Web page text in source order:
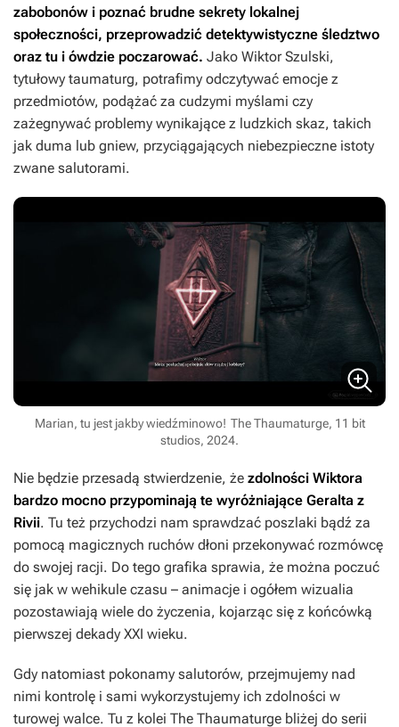
zabobonów i poznać brudne sekrety lokalnej
społeczności, przeprowadzić detektywistyczne śledztwo
oraz tu i ówdzie poczarować. Jako Wiktor Szulski,
tytułowy taumaturg, potrafimy odczytywać emocje z
przedmiotów, podążać za cudzymi myślami czy
zażegnywać problemy wynikające z ludzkich skaz, takich
jak duma lub gniew, przyciągających niebezpieczne istoty
zwane salutorami.
Marian, tu jest jakby wiedźminowo! The Thaumaturge, 11 bit
studios, 2024.
Nie będzie przesadą stwierdzenie, że zdolności Wiktora
bardzo mocno przypominają te wyróżniające Geralta z
Rivii. Tu też przychodzi nam sprawdzać poszlaki bądź za
pomocą magicznych ruchów dłoni przekonywać rozmówcę
do swojej racji. Do tego grafika sprawia, że można poczuć
się jak w wehikule czasu – animacje i ogółem wizualia
pozostawiają wiele do życzenia, kojarząc się z końcówką
pierwszej dekady XXI wieku.
Gdy natomiast pokonamy salutorów, przejmujemy nad
nimi kontrolę i sami wykorzystujemy ich zdolności w
turowej walce. Tu z kolei The Thaumaturge bliżej do serii